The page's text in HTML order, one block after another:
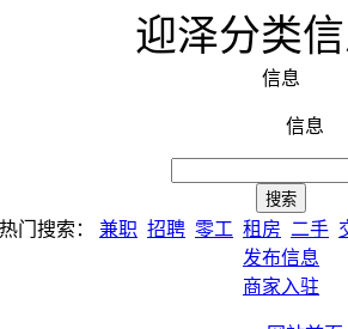
迎泽分类
信息
信息
热门搜索： 兼职 招聘 零工 租房 二手
发布信息
商家入驻